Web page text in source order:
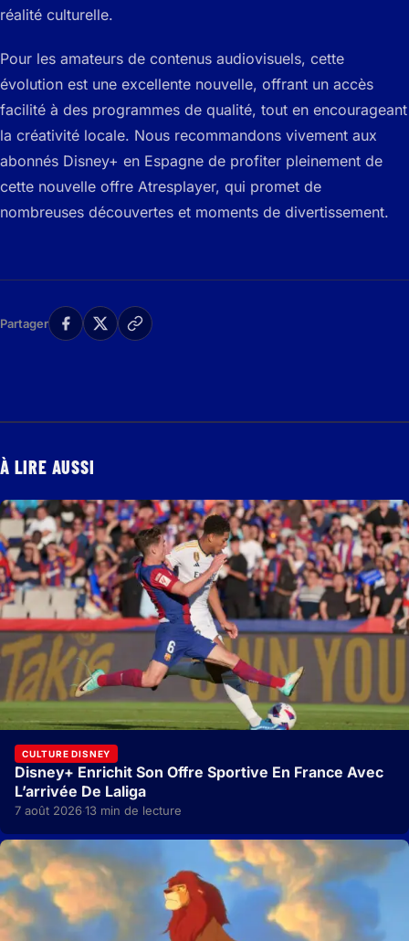
réalité culturelle.
Pour les amateurs de contenus audiovisuels, cette
évolution est une excellente nouvelle, offrant un accès
facilité à des programmes de qualité, tout en encourageant
la créativité locale. Nous recommandons vivement aux
abonnés Disney+ en Espagne de profiter pleinement de
cette nouvelle offre Atresplayer, qui promet de
nombreuses découvertes et moments de divertissement.
Partager
À LIRE AUSSI
CULTURE DISNEY
Disney+ Enrichit Son Offre Sportive En France Avec
L’arrivée De Laliga
7 août 2026·13 min de lecture